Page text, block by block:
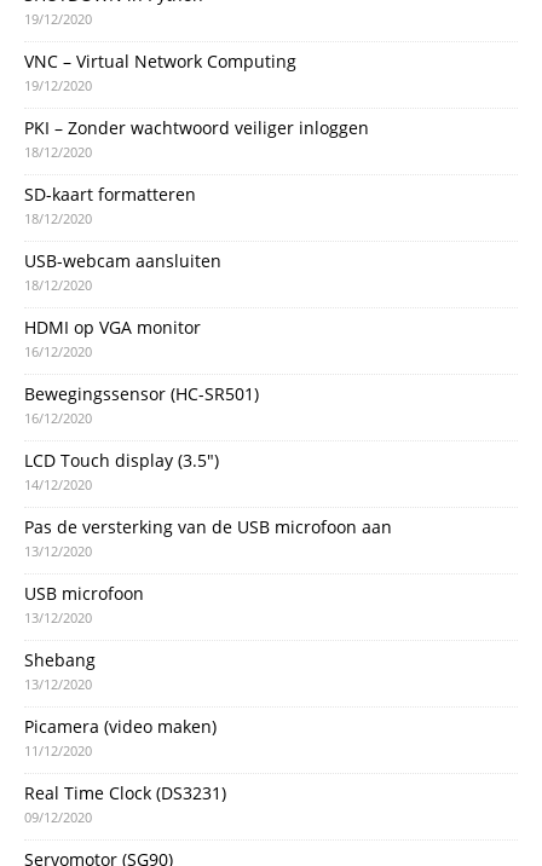
19/12/2020
VNC – Virtual Network Computing
19/12/2020
PKI – Zonder wachtwoord veiliger inloggen
18/12/2020
SD-kaart formatteren
18/12/2020
USB-webcam aansluiten
18/12/2020
HDMI op VGA monitor
16/12/2020
Bewegingssensor (HC-SR501)
16/12/2020
LCD Touch display (3.5″)
14/12/2020
Pas de versterking van de USB microfoon aan
13/12/2020
USB microfoon
13/12/2020
Shebang
13/12/2020
Picamera (video maken)
11/12/2020
Real Time Clock (DS3231)
09/12/2020
Servomotor (SG90)